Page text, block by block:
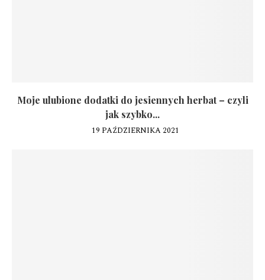
Moje ulubione dodatki do jesiennych herbat – czyli
jak szybko...
19 PAŹDZIERNIKA 2021